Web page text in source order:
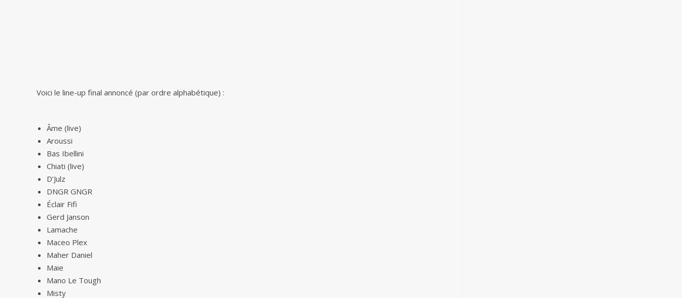
Voici le line-up final annoncé (par ordre alphabétique) :
Âme (live)
Aroussi
Bas Ibellini
Chiati (live)
D’Julz
DNGR GNGR
Éclair Fifi
Gerd Janson
Lamache
Maceo Plex
Maher Daniel
Maie
Mano Le Tough
Misty